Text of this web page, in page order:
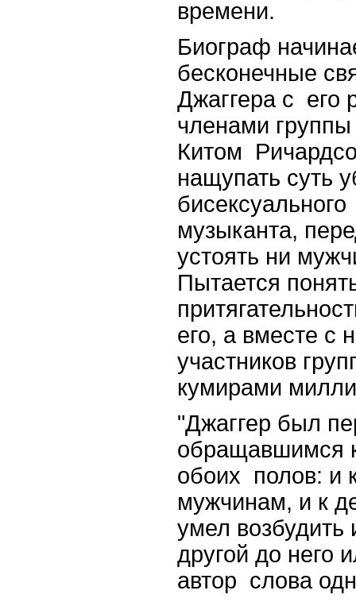
времени.
Биограф
бесконечные
Джаггера с его
членами
Китом
нащупать суть
музыканта,
устоять ни
Пытается
его, а вместе с
участников
кумирами
"Джаггер был
обращавшимся
обоих полов: и
мужчинам, и к
умел возбудить
другой до него
автор слова